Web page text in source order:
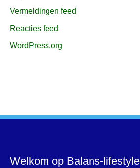
Vermeldingen feed
Reacties feed
WordPress.org
Welkom op Balans-lifestyle